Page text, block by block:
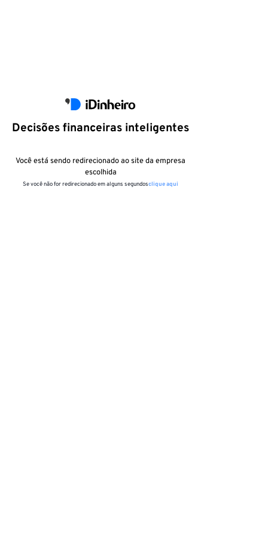
Decisões financeiras inteligentes
Você está sendo redirecionado ao site da empresa
escolhida
Se você não for redirecionado em alguns segundosclique aqui